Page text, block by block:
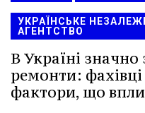
УКРАЇНСЬКЕ
АГЕНТСТВО
В Україні значно
ремонти:
фактори, що